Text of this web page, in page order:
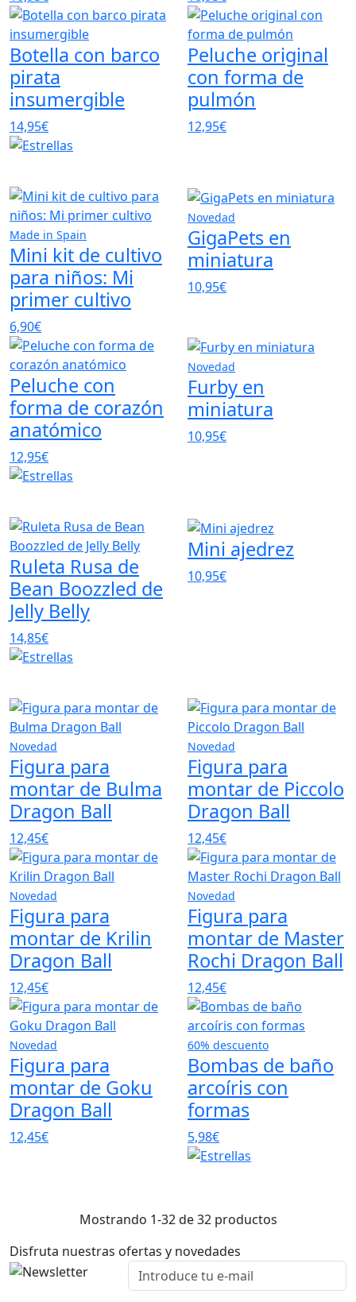
Botella con barco
pirata
insumergible
14,95€
Peluche original
con forma de
pulmón
12,95€
Made in Spain
Mini kit de cultivo
para niños: Mi
primer cultivo
6,90€
Novedad
GigaPets en
miniatura
10,95€
Peluche con
forma de corazón
anatómico
12,95€
Novedad
Furby en
miniatura
10,95€
Ruleta Rusa de
Bean Boozzled de
Jelly Belly
14,85€
Mini ajedrez
10,95€
Novedad
Figura para
montar de Bulma
Dragon Ball
12,45€
Novedad
Figura para
montar de Piccolo
Dragon Ball
12,45€
Novedad
Figura para
montar de Krilin
Dragon Ball
12,45€
Novedad
Figura para
montar de Master
Rochi Dragon Ball
12,45€
Novedad
Figura para
montar de Goku
Dragon Ball
12,45€
60% descuento
Bombas de baño
arcoíris con
formas
5,98€
Mostrando 1-32 de 32 productos
Disfruta nuestras ofertas y novedades